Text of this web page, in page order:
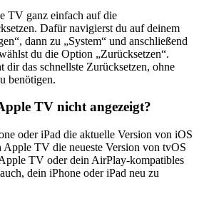
TV ganz einfach auf die
Dafür navigierst du auf deinem
dann zu „System“ und anschließend
du die Option „Zurücksetzen“.
dir das schnellste Zurücksetzen, ohne
benötigen.
TV nicht angezeigt?
oder iPad die aktuelle Version von iOS
Apple TV die neueste Version von tvOS
TV oder dein AirPlay-kompatibles
dein iPhone oder iPad neu zu